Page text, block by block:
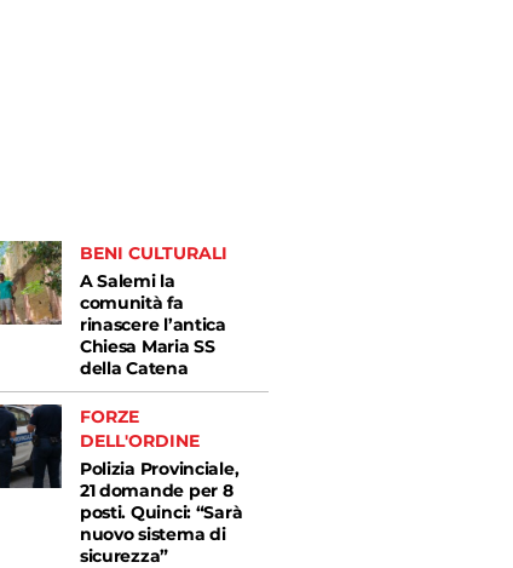
BENI CULTURALI
A Salemi la
comunità fa
rinascere l’antica
Chiesa Maria SS
della Catena
FORZE
DELL'ORDINE
Polizia Provinciale,
21 domande per 8
posti. Quinci: “Sarà
nuovo sistema di
sicurezza”